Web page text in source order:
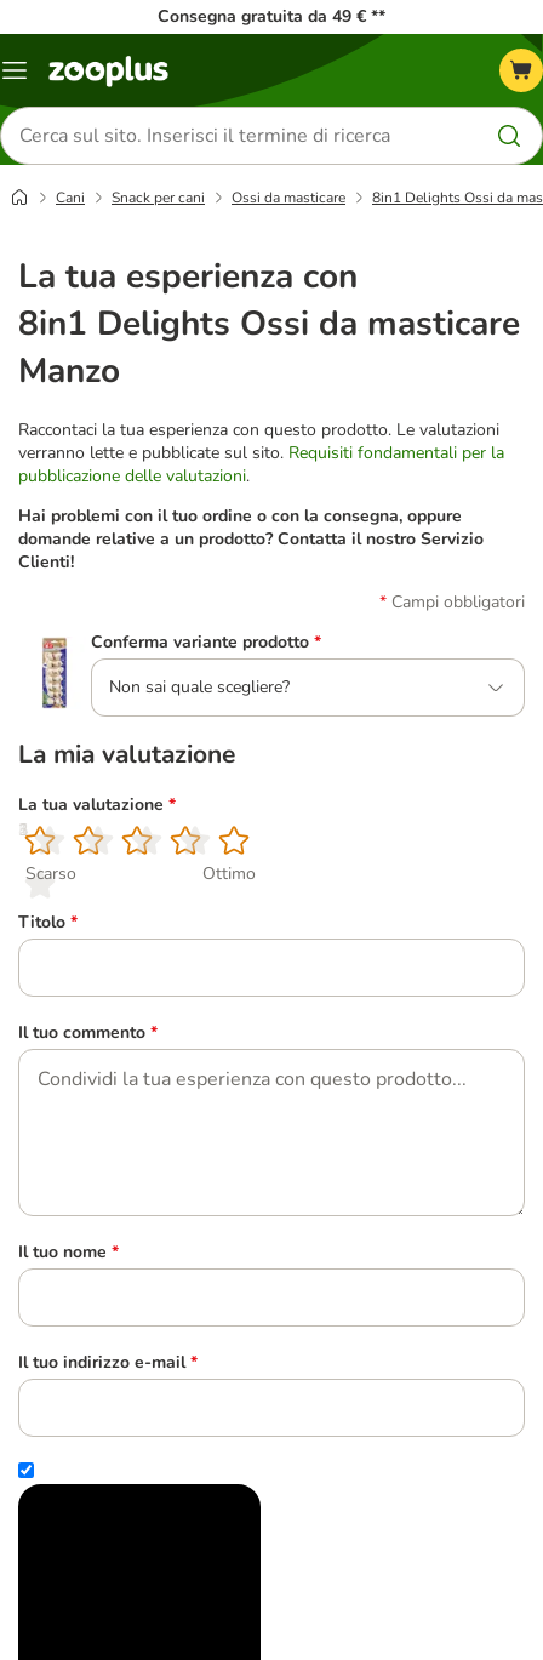
Consegna gratuita da 49 € **
Overview
Cerca
prodotti
Cani Snack per cani Ossi da masticare 8in1 Delights Ossi da
La tua esperienza con
8in1 Delights Ossi da masticare
Manzo
Raccontaci la tua esperienza con questo prodotto. Le valutazioni
verranno lette e pubblicate sul sito. Requisiti fondamentali per la
pubblicazione delle valutazioni.
Hai problemi con il tuo ordine o con la consegna, oppure
domande relative a un prodotto? Contatta il nostro Servizio
Clienti!
Campi obbligatori
Conferma variante prodotto *
Non sai quale scegliere?
La mia valutazione
La tua valutazione *
1
Scarso
2
3
4
5
Ottimo
Titolo *
Il tuo commento *
Il tuo nome *
Il tuo indirizzo e-mail *